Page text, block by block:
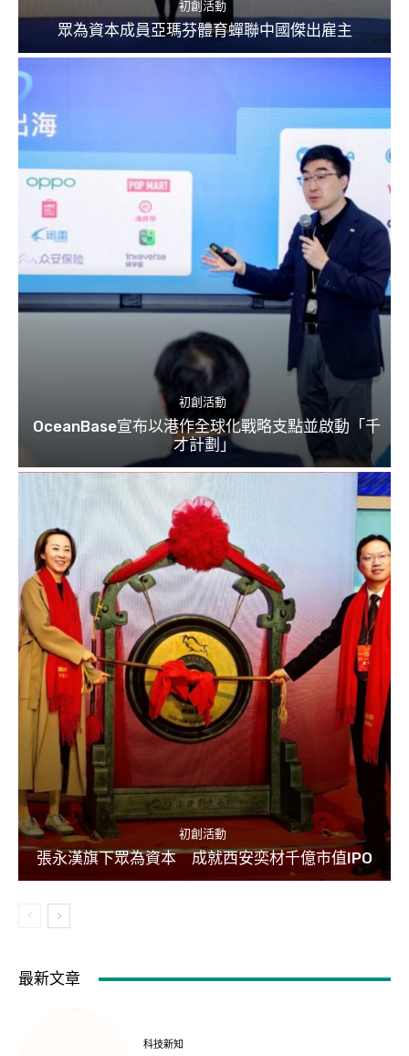
初創活動
眾為資本成員亞瑪芬體育蟬聯中國傑出雇主
初創活動
OceanBase宣布以港作全球化戰略支點並啟動「千
才計劃」
初創活動
張永漢旗下眾為資本 成就西安奕材千億市值IPO
最新文章
科技新知